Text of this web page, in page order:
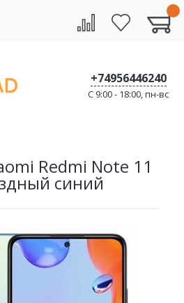
+74956446240
C 9:00 - 18:00, пн-вс
Redmi Note 11
синий